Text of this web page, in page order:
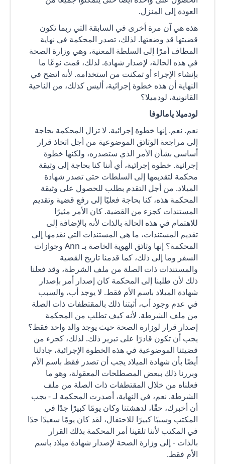
العودة إلى المنزل.
هذه هي آن مرة أخرى في السابقة التي ربما تكون
قضيتها قد وضعتها. لذلك، تصدر المحكمة في نهاية
المطاف أمرًا إلى السلطة المعنية، وهي وزارة الصحة
في هذه الحالة، لإصدار شهادة. لذلك، قمت نوعًا ما
بإنشاء الإجراء أو تمكنت من استخدامه. لأنه اتضح في
النهاية أن هذه خطوة إجرائية، أليس كذلك، من الناحية
القانونية، لودميلا؟
لودميلا يامالوفا
نعم. نعم. إنها خطوة إجرائية. لا تزال المحكمة بحاجة
إلى مراجعة الوثائق الموضوعية من أجل اتخاذ قرار
أساسي بشأن الأمر الذي ستصدره، ولكنها خطوة
إجرائية. خطوة إجرائية، أي أننا كنا بحاجة إلى وثيقة
محكمة لتقديمها إلى السلطات حتى تصدر شهادة
الميلاد. من أجل التقدم بطلب للحصول على وثيقة
المحكمة هذه، كنا بحاجة فعليًا إلى رفع قضية وتقديم
المستندات كجزء من القضية. كان الأمر مثيرًا
للاهتمام في هذه الحالة بالذات لأنه بالإضافة إلى
تقديم المستندات، ما هي المستندات التي نقدمها إلى
المحكمة؟ إنها وثائق الهوية الخاصة بـ Ann وجوازات
السفر وما إلى ذلك، كما قدمنا تاريخ القضية
والمستندات ذات الصلة من ملف الشرطة، وقد فعلنا
ذلك لأن طلبنا إلى المحكمة كان إصدار أمر بإصدار
شهادة الميلاد باسم الأم فقط. لا يوجد أب، والسبب
في عدم وجود أب، أثبتنا ذلك بالمقتطفات ذات الصلة
من ملف الشرطة. لأنه كيف تطلب من المحكمة
إصدار قرار لوزارة الصحة حيث يوجد والد واحد فقط؟
يجب أن تكون قادرًا على تبرير ذلك. لذلك، كجزء من
قضيتنا الموضوعية في هذه الخطوة الإجرائية، جادلنا
أيضًا بأن شهادة الميلاد يجب أن تصدر فقط باسم الأم
وبررنا ذلك ببعض المصطلحات المعقولة، وهو ما
فعلناه من خلال المقتطفات ذات الصلة من ملف
الشرطة. نعم، في النهاية، أصدرت المحكمة لـ - يجب
أن أخبرك، حقًا، لدهشتنا وكان يومًا كبيرًا جدًا في
المكتب وسببًا كبيرًا للاحتفال، لقد كان يومًا سعيدًا جدًا
في المكتب لأننا تلقينا أمر المحكمة بذلك القرار
بالذات - إلى وزارة الصحة لإصدار شهادة ميلاد باسم
الأم فقط.